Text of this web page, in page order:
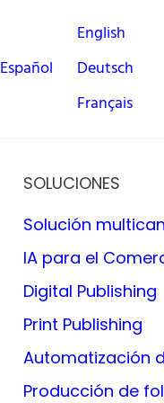
Español
English
Deutsch
Français
SOLUCIONES
Solución
IA para el
Digital Publishing
Print Publishing
Automatización
Producción de